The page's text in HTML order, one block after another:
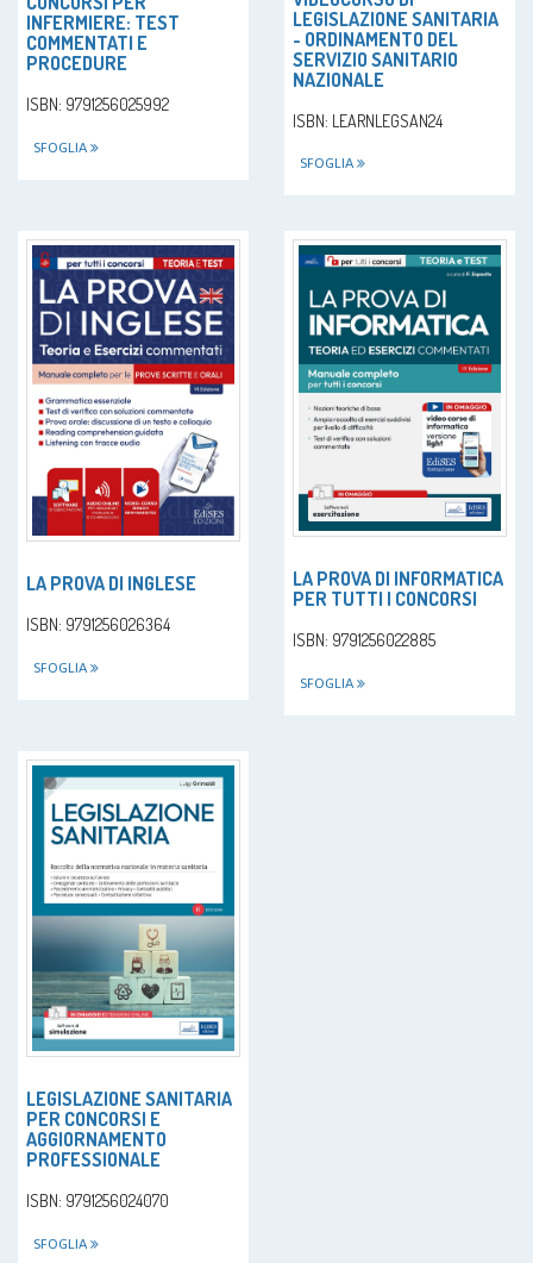
INFERMIERE: TEST
COMMENTATI E
PROCEDURE
ISBN: 9791256025992
SFOGLIA
LEGISLAZIONE SANITARIA
- ORDINAMENTO DEL
SERVIZIO SANITARIO
NAZIONALE
ISBN: LEARNLEGSAN24
SFOGLIA
LA PROVA DI INGLESE
ISBN: 9791256026364
SFOGLIA
LA PROVA DI INFORMATICA
PER TUTTI I CONCORSI
ISBN: 9791256022885
SFOGLIA
LEGISLAZIONE SANITARIA
PER CONCORSI E
AGGIORNAMENTO
PROFESSIONALE
ISBN: 9791256024070
SFOGLIA